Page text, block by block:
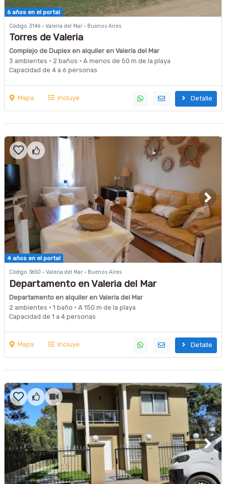
6 años en el portal
Código 3146 · Valeria del Mar · Buenos Aires
Torres de Valeria
Complejo de Duplex en alquiler en Valeria del Mar
3 ambientes · 2 baños · A menos de 50 m de la playa
Capacidad de 4 a 6 personas
Mapa Incluye Detalle
4 años en el portal
Código 3650 · Valeria del Mar · Buenos Aires
Departamento en Valeria del Mar
Departamento en alquiler en Valeria del Mar
2 ambientes · 1 baño · A 150 m de la playa
Capacidad de 1 a 4 personas
Mapa Incluye Detalle